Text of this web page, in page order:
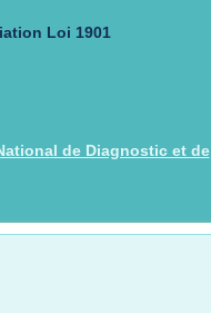
Loi 1901
de Diagnostic et de